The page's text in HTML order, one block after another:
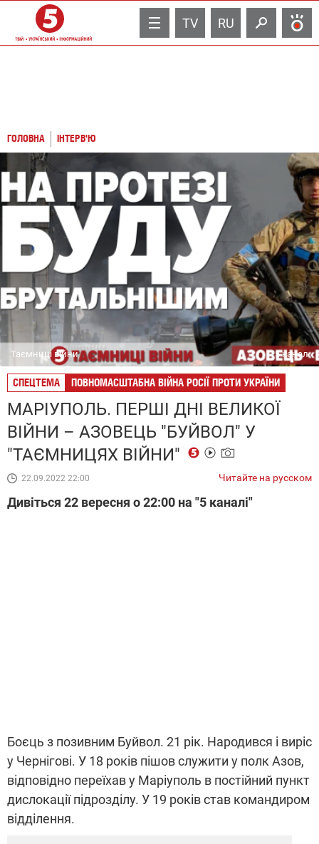
TV RU
ГОЛОВНА ІНТЕРВ'Ю
Таємниці війни 5 канал
СПЕЦТЕМА ПОВНОМАСШТАБНА ВІЙНА РОСІЇ ПРОТИ УКРАЇНИ
МАРІУПОЛЬ. ПЕРШІ ДНІ ВЕЛИКОЇ
ВІЙНИ – АЗОВЕЦЬ "БУЙВОЛ" У
"ТАЄМНИЦЯХ ВІЙНИ"
22.09.2022 22:00 Читайте на русском
Дивіться 22 вересня о 22:00 на "5 каналі"
Боєць з позивним Буйвол. 21 рік. Народився і виріс
у Чернігові. У 18 років пішов служити у полк Азов,
відповідно переїхав у Маріуполь в постійний пункт
дислокації підрозділу. У 19 років став командиром
відділення.